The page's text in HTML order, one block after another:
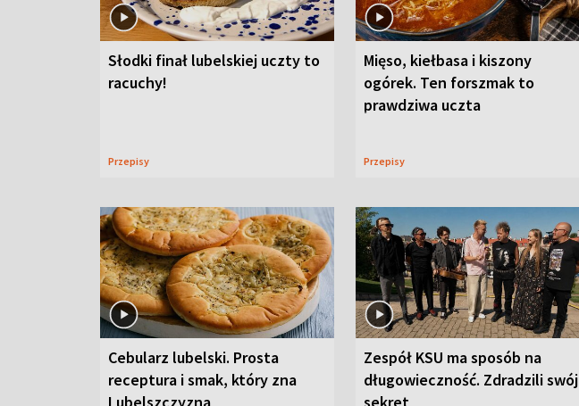
Słodki finał lubelskiej uczty to
racuchy!
Przepisy
Mięso, kiełbasa i kiszony
ogórek. Ten forszmak to
prawdziwa uczta
Przepisy
Cebularz lubelski. Prosta
receptura i smak, który zna
Zespół KSU ma sposób na
długowieczność. Zdradzili swój